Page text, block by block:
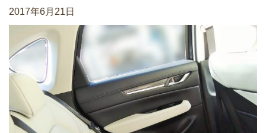
2017年6月21日